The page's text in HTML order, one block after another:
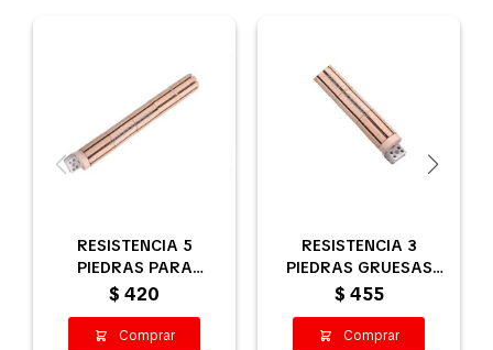
RESISTENCIA 5
PIEDRAS PARA
CALEFÓN
$ 420
RESISTENCIA 3
PIEDRAS GRUESAS
PARA CALEFÓN
$ 455